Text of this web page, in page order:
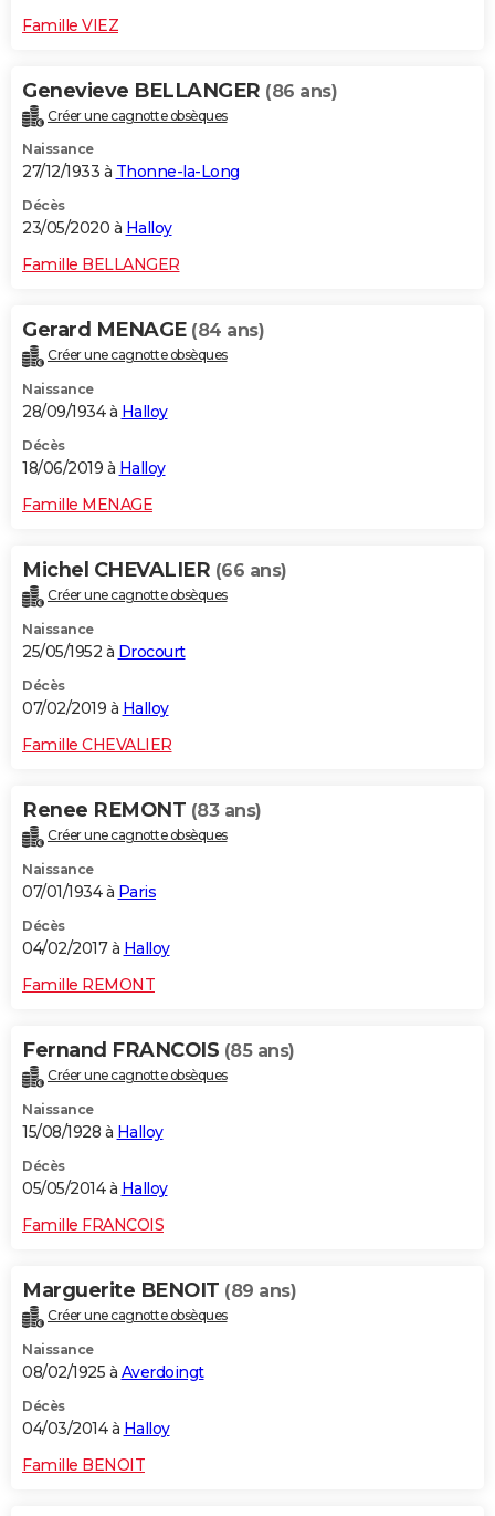
Famille VIEZ
Genevieve BELLANGER (86 ans)
Créer une cagnotte obsèques
Naissance
27/12/1933 à Thonne-la-Long
Décès
23/05/2020 à Halloy
Famille BELLANGER
Gerard MENAGE (84 ans)
Créer une cagnotte obsèques
Naissance
28/09/1934 à Halloy
Décès
18/06/2019 à Halloy
Famille MENAGE
Michel CHEVALIER (66 ans)
Créer une cagnotte obsèques
Naissance
25/05/1952 à Drocourt
Décès
07/02/2019 à Halloy
Famille CHEVALIER
Renee REMONT (83 ans)
Créer une cagnotte obsèques
Naissance
07/01/1934 à Paris
Décès
04/02/2017 à Halloy
Famille REMONT
Fernand FRANCOIS (85 ans)
Créer une cagnotte obsèques
Naissance
15/08/1928 à Halloy
Décès
05/05/2014 à Halloy
Famille FRANCOIS
Marguerite BENOIT (89 ans)
Créer une cagnotte obsèques
Naissance
08/02/1925 à Averdoingt
Décès
04/03/2014 à Halloy
Famille BENOIT